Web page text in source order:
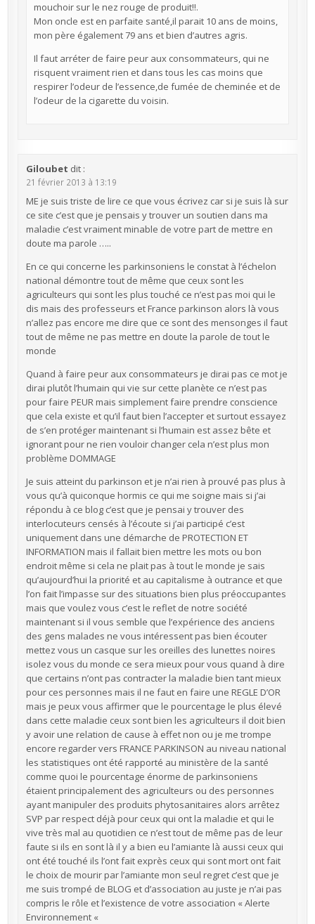
mouchoir sur le nez rouge de produit!!.
Mon oncle est en parfaite santé,il parait 10 ans de moins,
mon père également 79 ans et bien d’autres agris.
Il faut arréter de faire peur aux consommateurs, qui ne
risquent vraiment rien et dans tous les cas moins que
respirer l’odeur de l’essence,de fumée de cheminée et de
l’odeur de la cigarette du voisin.
Giloubet dit :
21 février 2013 à 13:19
ME je suis triste de lire ce que vous écrivez car si je suis là sur
ce site c’est que je pensais y trouver un soutien dans ma
maladie c’est vraiment minable de votre part de mettre en
doute ma parole …..
En ce qui concerne les parkinsoniens le constat à l’échelon
national démontre tout de même que ceux sont les
agriculteurs qui sont les plus touché ce n’est pas moi qui le
dis mais des professeurs et France parkinson alors là vous
n’allez pas encore me dire que ce sont des mensonges il faut
tout de même ne pas mettre en doute la parole de tout le
monde
Quand à faire peur aux consommateurs je dirai pas ce mot je
dirai plutôt l’humain qui vie sur cette planète ce n’est pas
pour faire PEUR mais simplement faire prendre conscience
que cela existe et qu’il faut bien l’accepter et surtout essayez
de s’en protéger maintenant si l’humain est assez bête et
ignorant pour ne rien vouloir changer cela n’est plus mon
problème DOMMAGE
Je suis atteint du parkinson et je n’ai rien à prouvé pas plus à
vous qu’à quiconque hormis ce qui me soigne mais si j’ai
répondu à ce blog c’est que je pensai y trouver des
interlocuteurs censés à l’écoute si j’ai participé c’est
uniquement dans une démarche de PROTECTION ET
INFORMATION mais il fallait bien mettre les mots ou bon
endroit même si cela ne plait pas à tout le monde je sais
qu’aujourd’hui la priorité et au capitalisme à outrance et que
l’on fait l’impasse sur des situations bien plus préoccupantes
mais que voulez vous c’est le reflet de notre société
maintenant si il vous semble que l’expérience des anciens
des gens malades ne vous intéressent pas bien écouter
mettez vous un casque sur les oreilles des lunettes noires
isolez vous du monde ce sera mieux pour vous quand à dire
que certains n’ont pas contracter la maladie bien tant mieux
pour ces personnes mais il ne faut en faire une REGLE D’OR
mais je peux vous affirmer que le pourcentage le plus élevé
dans cette maladie ceux sont bien les agriculteurs il doit bien
y avoir une relation de cause à effet non ou je me trompe
encore regarder vers FRANCE PARKINSON au niveau national
les statistiques ont été rapporté au ministère de la santé
comme quoi le pourcentage énorme de parkinsoniens
étaient principalement des agriculteurs ou des personnes
ayant manipuler des produits phytosanitaires alors arrêtez
SVP par respect déjà pour ceux qui ont la maladie et qui le
vive très mal au quotidien ce n’est tout de même pas de leur
faute si ils en sont là il y a bien eu l’amiante là aussi ceux qui
ont été touché ils l’ont fait exprès ceux qui sont mort ont fait
le choix de mourir par l’amiante mon seul regret c’est que je
me suis trompé de BLOG et d’association au juste je n’ai pas
compris le rôle et l’existence de votre association « Alerte
Environnement «